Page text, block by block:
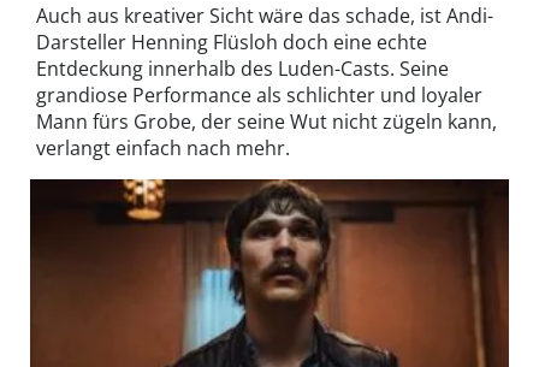
Auch aus kreativer Sicht wäre das schade, ist Andi-
Darsteller Henning Flüsloh doch eine echte
Entdeckung innerhalb des Luden-Casts. Seine
grandiose Performance als schlichter und loyaler
Mann fürs Grobe, der seine Wut nicht zügeln kann,
verlangt einfach nach mehr.